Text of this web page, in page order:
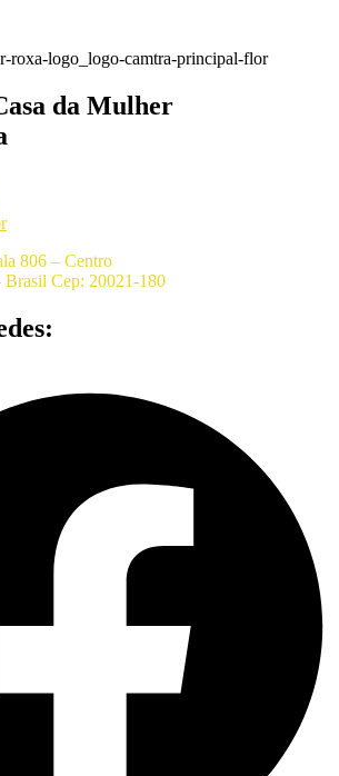
da Mulher
806 – Centro
Brasil Cep: 20021-180